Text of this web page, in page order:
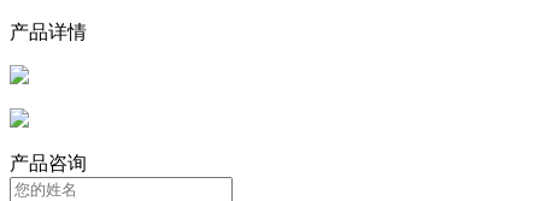
产品详情
产品咨询